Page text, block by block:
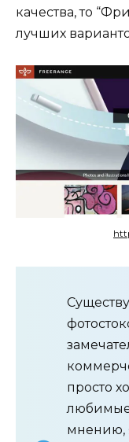
качества, то
лучших
просто
любимые
мнению,